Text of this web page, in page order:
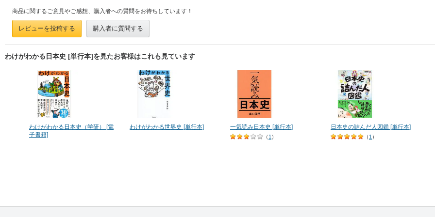
商品に関するご意見やご感想、購入者への質問をお待ちしています！
レビューを投稿する 購入者に質問する
わけがわかる日本史 [単行本]を見たお客様はこれも見ています
わけがわかる日本史（学研） [電
子書籍]
わけがわかる世界史 [単行本] 一気読み日本史 [単行本]
（ 1 ）
日本史の詰んだ人図鑑 [単行本]
（ 1 ）